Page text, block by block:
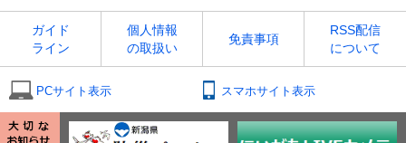
ガイド
ライン
個人情報
の取扱い
免責事項
RSS配信
について
PCサイト表示 スマホサイト表示